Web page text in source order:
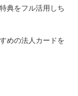
典をフル活用しち
めの法人カードを